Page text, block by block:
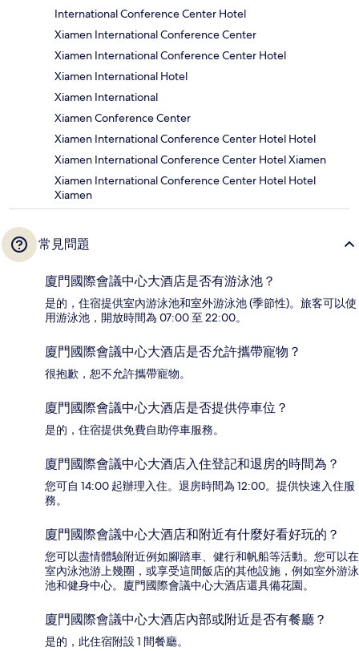
International Conference Center Hotel
Xiamen International Conference Center
Xiamen International Conference Center Hotel
Xiamen International Hotel
Xiamen International
Xiamen Conference Center
Xiamen International Conference Center Hotel Hotel
Xiamen International Conference Center Hotel Xiamen
Xiamen International Conference Center Hotel Hotel
Xiamen
常見問題
廈門國際會議中心大酒店是否有游泳池？
是的，住宿提供室內游泳池和室外游泳池 (季節性)。旅客可以使
用游泳池，開放時間為 07:00 至 22:00。
廈門國際會議中心大酒店是否允許攜帶寵物？
很抱歉，恕不允許攜帶寵物。
廈門國際會議中心大酒店是否提供停車位？
是的，住宿提供免費自助停車服務。
廈門國際會議中心大酒店入住登記和退房的時間為？
您可自 14:00 起辦理入住。退房時間為 12:00。提供快速入住服
務。
廈門國際會議中心大酒店和附近有什麼好看好玩的？
您可以盡情體驗附近例如腳踏車、健行和帆船等活動。您可以在
室內泳池游上幾圈，或享受這間飯店的其他設施，例如室外游泳
池和健身中心。廈門國際會議中心大酒店還具備花園。
廈門國際會議中心大酒店內部或附近是否有餐廳？
是的，此住宿附設 1 間餐廳。